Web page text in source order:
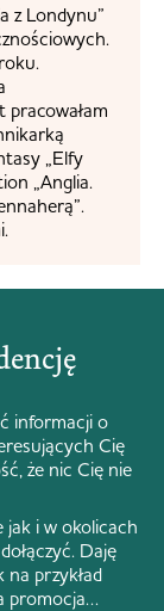
z Londynu”
pracowałam
„Elfy
„Anglia.
informacji o
Cię
że nic Cię nie
jak i w okolicach
Daję
na przykład
promocja…